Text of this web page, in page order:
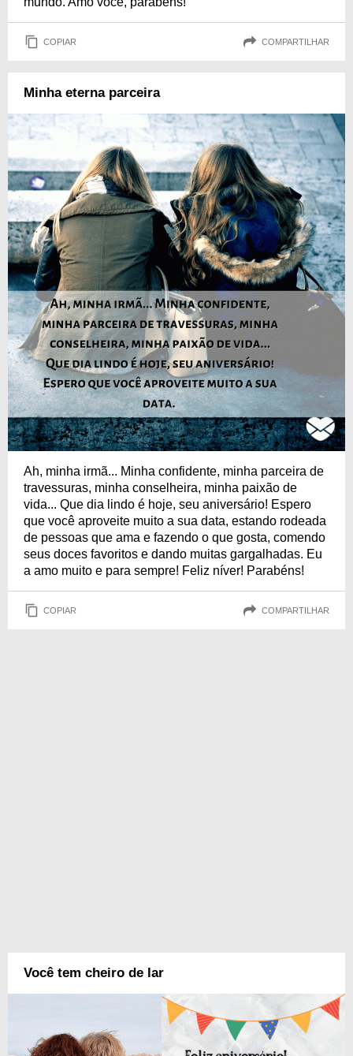
COPIAR COMPARTILHAR
Minha eterna parceira
Ah, minha irmã... Minha confidente, minha parceira de
travessuras, minha conselheira, minha paixão de
vida... Que dia lindo é hoje, seu aniversário! Espero
que você aproveite muito a sua data, estando rodeada
de pessoas que ama e fazendo o que gosta, comendo
seus doces favoritos e dando muitas gargalhadas. Eu
a amo muito e para sempre! Feliz níver! Parabéns!
COPIAR COMPARTILHAR
Você tem cheiro de lar